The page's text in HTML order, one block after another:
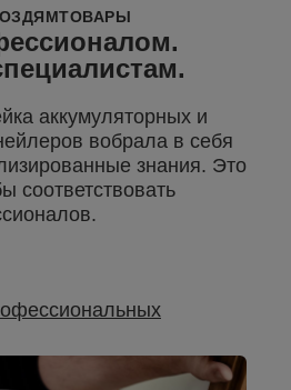
ТОВАРЫ
аккумуляторных и
вобрала в себя
знания. Это
соответствовать